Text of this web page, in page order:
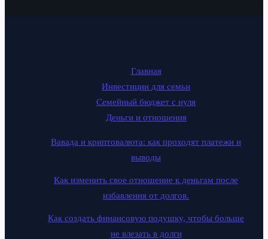
Главная
Инвестиции для семьи
Семейный бюджет с нуля
Деньги и отношения
Вавада и криптовалюта: как проходят платежи и
выводы
Как изменить свое отношение к деньгам после
избавления от долгов.
Как создать финансовую подушку, чтобы больше
не влезать в долги